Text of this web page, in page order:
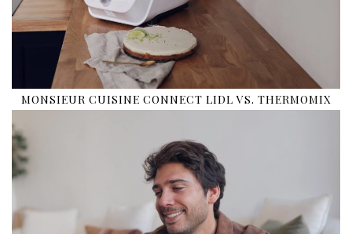
MONSIEUR CUISINE CONNECT LIDL VS. THERMOMIX